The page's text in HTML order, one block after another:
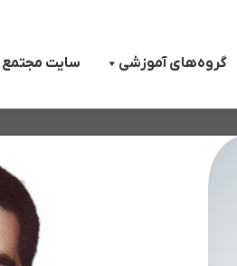
گروه‌های آموزشی سایت مجتمع